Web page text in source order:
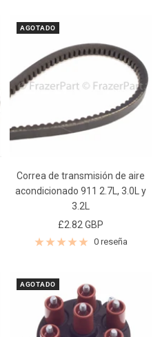
AGOTADO
Correa de transmisión de aire
acondicionado 911 2.7L, 3.0L y
3.2L
Precio
de
£2.82 GBP
0 reseña
AGOTADO